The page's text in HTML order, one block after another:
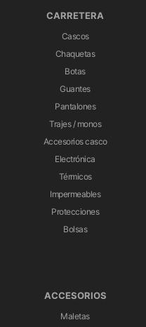
CARRETERA
Cascos
Chaquetas
Botas
Guantes
Pantalones
Trajes / monos
Accesorios casco
Electrónica
Térmicos
Impermeables
Protecciones
Bolsas
ACCESORIOS
Maletas